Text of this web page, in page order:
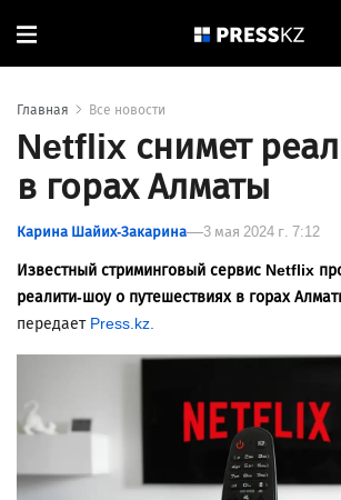
Главная Все новости
Netflix снимет
в горах Алматы
Карина Шайих-Закарина 3 мая 2024 г. 7:12
Известный стриминговый сервис Netflix
реалити-шоу о путешествиях в горах
передает Press.kz.